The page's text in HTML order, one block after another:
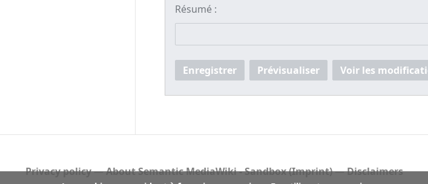
Résumé :
Enregistrer Prévisualiser Voir les
Privacy policy About Semantic MediaWiki - Sandbox (Imprint) Disclaimers